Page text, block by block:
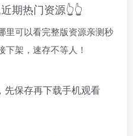
期热门资源👆👆
里可以看完整版资源亲测秒
架，速存不等人！
先保存再下载手机观看